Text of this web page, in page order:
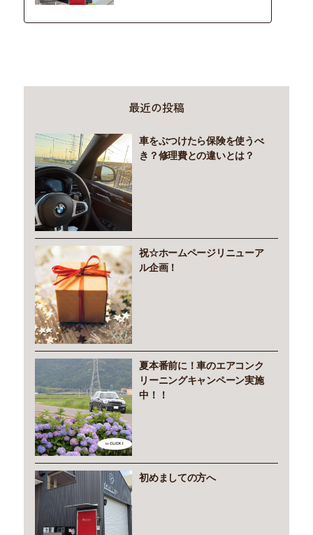
最近の投稿
車をぶつけたら保険を使うべ
き？修理費との違いとは？
祝☆ホームページリニューア
ル企画！
夏本番前に！車のエアコンク
リーニングキャンペーン実施
中！！
初めましての方へ